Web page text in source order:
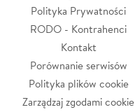
Polityka Prywatności
RODO - Kontrahenci
Kontakt
Porównanie serwisów
Polityka plików cookie
Zarządzaj zgodami cookie